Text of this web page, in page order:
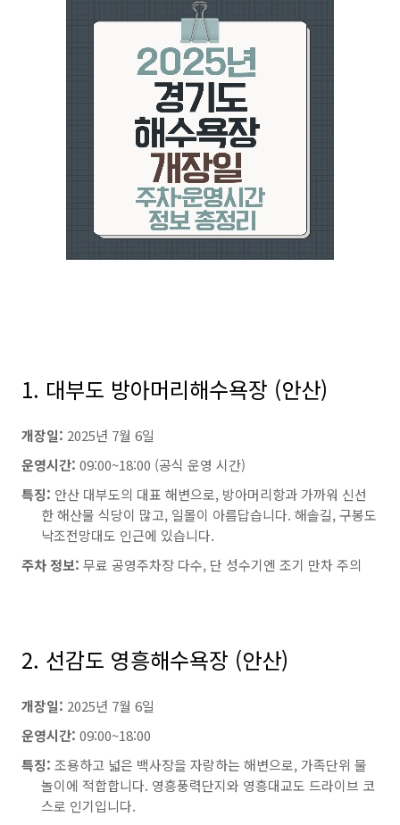
1. 대부도 방아머리해수욕장 (안산)
개장일: 2025년 7월 6일
운영시간: 09:00~18:00 (공식 운영 시간)
특징: 안산 대부도의 대표 해변으로, 방아머리항과 가까워 신선
한 해산물 식당이 많고, 일몰이 아름답습니다. 해솔길, 구봉도
낙조전망대도 인근에 있습니다.
주차 정보: 무료 공영주차장 다수, 단 성수기엔 조기 만차 주의
2. 선감도 영흥해수욕장 (안산)
개장일: 2025년 7월 6일
운영시간: 09:00~18:00
특징: 조용하고 넓은 백사장을 자랑하는 해변으로, 가족단위 물
놀이에 적합합니다. 영흥풍력단지와 영흥대교도 드라이브 코
스로 인기입니다.